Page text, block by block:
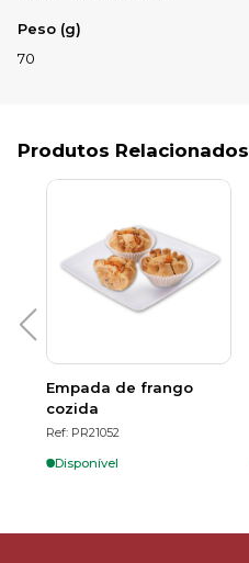
Peso (g)
70
Produtos Relacionados
Empada de frango
cozida
Ref: PR21052
Disponível